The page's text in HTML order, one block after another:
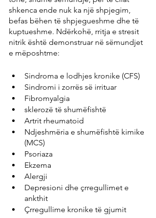
shkenca ende nuk ka një shpjegim,
befas bëhen të shpjegueshme dhe të
kuptueshme. Ndërkohë, rritja e stresit
nitrik është demonstruar në sëmundjet
e mëposhtme:
Sindroma e lodhjes kronike (CFS)
Sindromi i zorrës së irrituar
Fibromyalgia
sklerozë të shumëfishtë
Artrit rheumatoid
Ndjeshmëria e shumëfishtë kimike
(MCS)
Psoriaza
Ekzema
Alergji
Depresioni dhe çrregullimet e
ankthit
Çrregullime kronike të gjumit